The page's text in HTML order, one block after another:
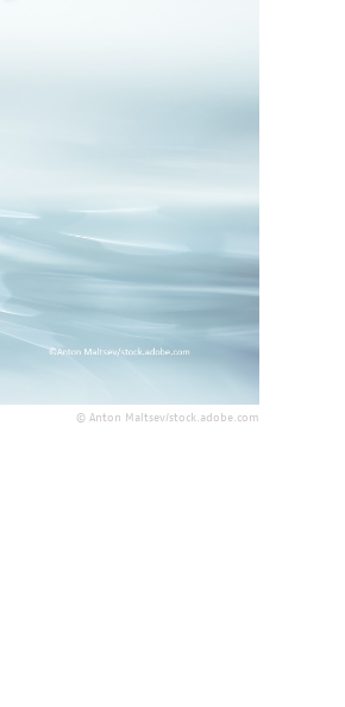
© Anton Maltsev/stock.adobe.com